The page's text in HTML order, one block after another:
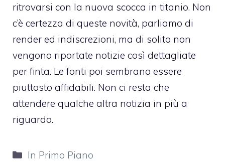
ritrovarsi con la nuova scocca in titanio. Non
c’è certezza di queste novità, parliamo di
render ed indiscrezioni, ma di solito non
vengono riportate notizie così dettagliate
per finta. Le fonti poi sembrano essere
piuttosto affidabili. Non ci resta che
attendere qualche altra notizia in più a
riguardo.
Categorie
In Primo Piano